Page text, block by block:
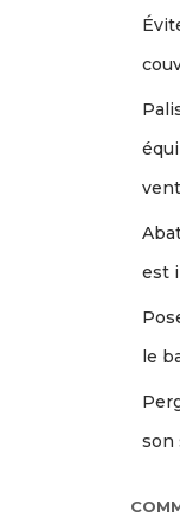
est
le
son